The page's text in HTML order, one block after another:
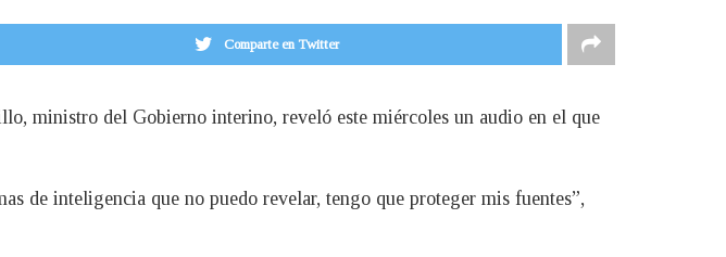
Comparte en Twitter
ministro del Gobierno interino, reveló este miércoles un audio en el que
de inteligencia que no puedo revelar, tengo que proteger mis fuentes”,